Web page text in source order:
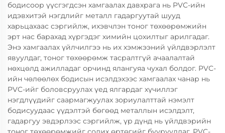
бодисоор үүсгэгдсэн хамгаалах давхрага нь PVC-ийн
идэвхитэй нэгдлийг металл гадаргуутай шууд
харьцахаас сэргийлж, ихэвчлэн тоног төхөөрөмжийн
эрт нас барахад хүргэдэг химийн цохилтыг арилгадаг.
Энэ хамгаалах үйлчилгээ нь их хэмжээний үйлдвэрлэлт
явуулдаг, тоног төхөөрөмж тасралтгүй ачаалалтай
нөхцөлд ажилладаг орчинд ялангуяа чухал болдог. PVC-
ийн чөлөөлөх бодисын исэлдэхээс хамгаалах чанар нь
PVC-ийг боловсруулах үед ялгардаг хүчиллэг
нэгдлүүдийг саармагжуулах зориулалттай нэмэлт
бодисуудаас үүдэлтэй бөгөөд металлын исэлдэлт,
гадаргуу эвдэрлээс сэргийлж, үр дүнд нь үйлдвэрийн